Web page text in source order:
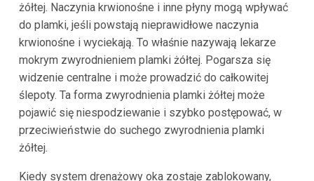
żółtej. Naczynia krwionośne i inne płyny mogą wpływać
do plamki, jeśli powstają nieprawidłowe naczynia
krwionośne i wyciekają. To właśnie nazywają lekarze
mokrym zwyrodnieniem plamki żółtej. Pogarsza się
widzenie centralne i może prowadzić do całkowitej
ślepoty. Ta forma zwyrodnienia plamki żółtej może
pojawić się niespodziewanie i szybko postępować, w
przeciwieństwie do suchego zwyrodnienia plamki
żółtej.
Kiedy system drenażowy oka zostaje zablokowany,